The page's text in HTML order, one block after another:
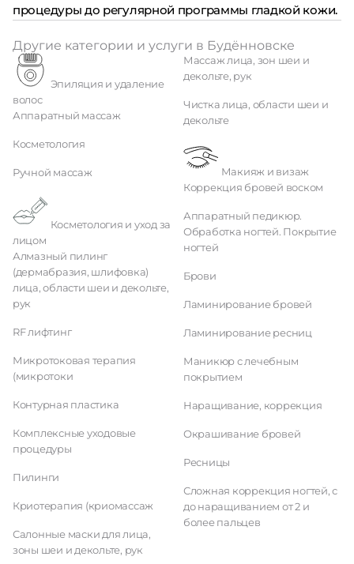
процедуры до регулярной программы гладкой кожи.
Другие категории и услуги в Будённовске
волос
Аппаратный массаж
Косметология
Ручной массаж
лицом
Алмазный пилинг
(дермабразия, шлифовка)
лица, области шеи и декольте,
рук
RF лифтинг
Микротоковая терапия
(микротоки
Контурная пластика
Комплексные уходовые
процедуры
Пилинги
Криотерапия (криомассаж
Салонные маски для лица,
зоны шеи и декольте, рук
Массаж лица, зон шеи и
декольте, рук
Чистка лица, области шеи и
декольте
Макияж и визаж
Коррекция бровей воском
Аппаратный педикюр.
Обработка ногтей. Покрытие
ногтей
Брови
Ламинирование бровей
Ламинирование ресниц
Маникюр с лечебным
покрытием
Наращивание, коррекция
Окрашивание бровей
Ресницы
Сложная коррекция ногтей, с
до наращиванием от 2 и
более пальцев